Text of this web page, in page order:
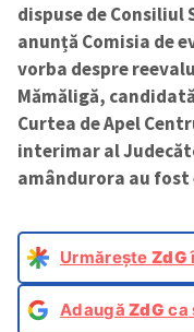
dispuse de
anunță Comisia de
vorba despre
Mămăligă,
Curtea de Apel
interimar al
amândurora au
Urmărește ZdG
AdaugăZdG ca